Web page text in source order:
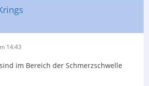
14:43
im Bereich der Schmerzschwelle